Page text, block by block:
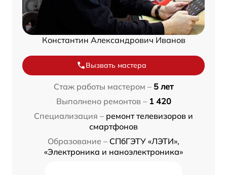
Константин Александрович Иванов
Вызвать мастера
Стаж работы мастером – 5 лет
Выполнено ремонтов – 1 420
Специализация – ремонт телевизоров и
смартфонов
Образование – СПбГЭТУ «ЛЭТИ»,
«Электроника и наноэлектроника»